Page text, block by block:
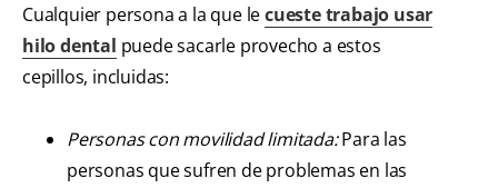
Cualquier persona a la que lecueste trabajo usar
hilo dental puede sacarle provecho a estos
cepillos, incluidas:
Personas con movilidad limitada:Para las
personas que sufren de problemas en las